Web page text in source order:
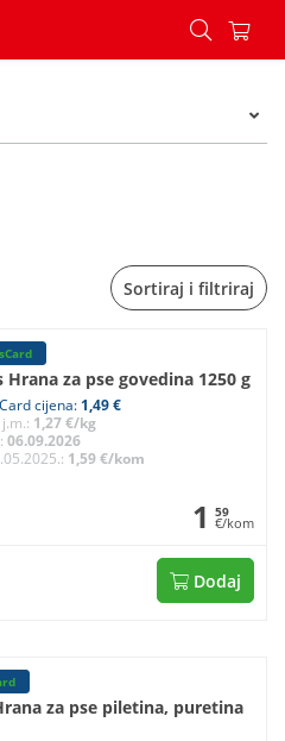
- Konzum
Sortiraj i filtriraj
Hrana za pse govedina 1250 g
cijena: 1,49 €
1,27 €/kg
06.09.2026
1,59 €/kom
1 59
€/kom
Dodaj
za pse piletina, puretina